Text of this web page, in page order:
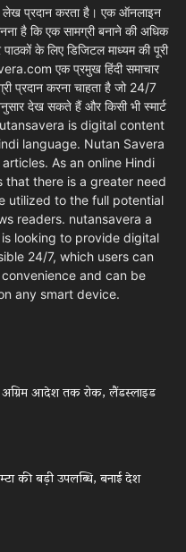
लेख प्रदान करता है। एक ऑनलाइन
है कि एक सामग्री बनाने की अधिक
के लिए डिजिटल माध्यम की पूरी
एक प्रमुख हिंदी समाचार
प्रदान करना चाहता है जो 24/7
देख सकते हैं और किसी भी स्मार्ट
nutansavera is digital content
language. Nutan Savera
As an online Hindi
that there is a greater need
utilized to the full potential
readers. nutansavera a
looking to provide digital
24/7, which users can
and can be
any smart device.
अग्रिम आदेश तक रोक, लैंडस्लाइड
की बड़ी उपलब्धि, बनाई देश